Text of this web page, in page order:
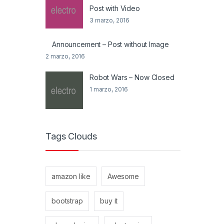
Post with Video
3 marzo, 2016
Announcement – Post without Image
2 marzo, 2016
Robot Wars – Now Closed
1 marzo, 2016
Tags Clouds
amazon like Awesome
bootstrap buy it